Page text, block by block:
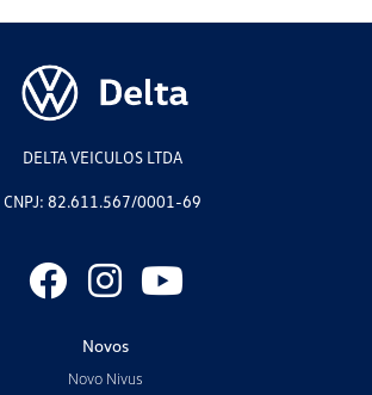
DELTA VEICULOS LTDA
CNPJ: 82.611.567/0001-69
Novos
Novo Nivus